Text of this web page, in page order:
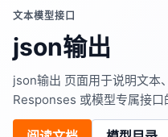
文本模型接口
json输出
json输出 页面用于说明文本
Responses 或模型专属接口